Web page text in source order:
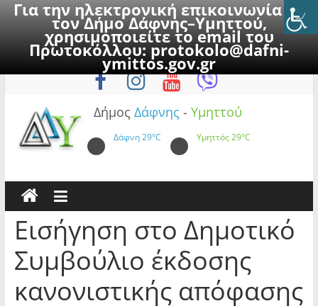
Για την ηλεκτρονική επικοινωνία με
τον Δήμο Δάφνης–Υμηττού,
χρησιμοποιείτε το email του
Πρωτοκόλλου:protokolo@dafni-
ymittos.gov.gr
to
Παρασκευή, 7 Αυγούστου 2026
Δήμος Δάφνης - Υμηττού
Δάφνη29°C Υμηττός29°C
Εισήγηση στο Δημοτικό
Συμβούλιο έκδοσης
κανονιστικής απόφασης